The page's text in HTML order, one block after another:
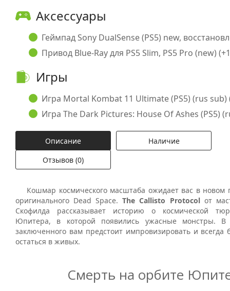
Аксессуары
Геймпад Sony DualSense (PS5) new,
Привод Blue-Ray для PS5 Slim, PS5 Pro (new)
Игры
Игра Mortal Kombat 11 Ultimate (PS5) (rus sub)
Игра The Dark Pictures: House Of Ashes (PS5)
Описание
Наличие
Отзывов (0)
Кошмар космического масштаба ожидает вас в новом
оригинального Dead Space.The Callisto Protocolот
Скофилда рассказывает историю о космической
Юпитера, в которой появились ужасные монстры. В
заключенного вам предстоит импровизировать и всегда
остаться в живых.
Смерть на орбите